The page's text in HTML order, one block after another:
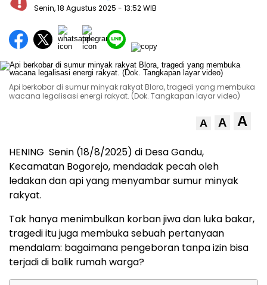
Senin, 18 Agustus 2025 - 13:52 WIB
Api berkobar di sumur minyak rakyat Blora, tragedi yang membuka
wacana legalisasi energi rakyat. (Dok. Tangkapan layar video)
A A A
HENING Senin (18/8/2025) di Desa Gandu,
Kecamatan Bogorejo, mendadak pecah oleh
ledakan dan api yang menyambar sumur minyak
rakyat.
Tak hanya menimbulkan korban jiwa dan luka bakar,
tragedi itu juga membuka sebuah pertanyaan
mendalam: bagaimana pengeboran tanpa izin bisa
terjadi di balik rumah warga?